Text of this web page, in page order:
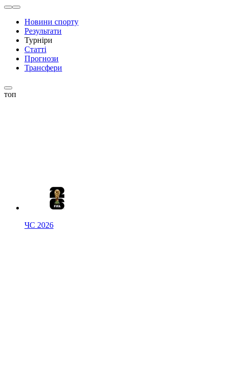
Новини спорту
Результати
Турніри
Статті
Прогнози
Трансфери
топ
ЧС 2026